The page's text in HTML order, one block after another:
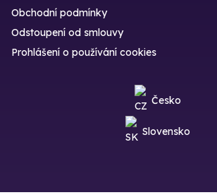
Obchodní podmínky
Odstoupení od smlouvy
Prohlášení o používání cookies
Česko
Slovensko